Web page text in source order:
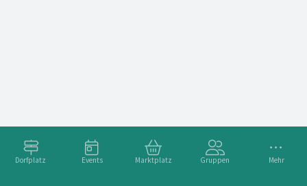
Dorfplatz Events Marktplatz Gruppen Mehr